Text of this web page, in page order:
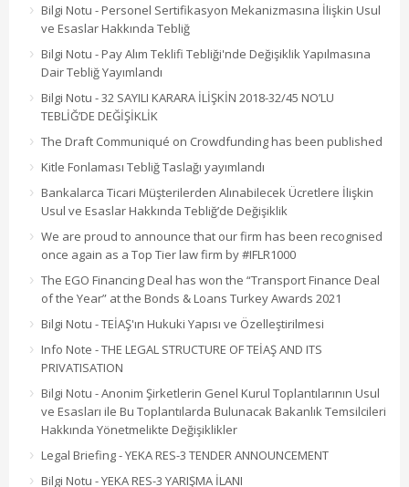
Bilgi Notu - Personel Sertifikasyon Mekanizmasına İlişkin Usul
ve Esaslar Hakkında Tebliğ
Bilgi Notu - Pay Alım Teklifi Tebliği'nde Değişiklik Yapılmasına
Dair Tebliğ Yayımlandı
Bilgi Notu - 32 SAYILI KARARA İLİŞKİN 2018-32/45 NO’LU
TEBLİĞ’DE DEĞİŞİKLİK
The Draft Communiqué on Crowdfunding has been published
Kitle Fonlaması Tebliğ Taslağı yayımlandı
Bankalarca Ticari Müşterilerden Alınabilecek Ücretlere İlişkin
Usul ve Esaslar Hakkında Tebliğ’de Değişiklik
We are proud to announce that our firm has been recognised
once again as a Top Tier law firm by #IFLR1000
The EGO Financing Deal has won the “Transport Finance Deal
of the Year” at the Bonds & Loans Turkey Awards 2021
Bilgi Notu - TEİAŞ'ın Hukuki Yapısı ve Özelleştirilmesi
Info Note - THE LEGAL STRUCTURE OF TEİAŞ AND ITS
PRIVATISATION
Bilgi Notu - Anonim Şirketlerin Genel Kurul Toplantılarının Usul
ve Esasları ile Bu Toplantılarda Bulunacak Bakanlık Temsilcileri
Hakkında Yönetmelikte Değişiklikler
Legal Briefing - YEKA RES-3 TENDER ANNOUNCEMENT
Bilgi Notu - YEKA RES-3 YARIŞMA İLANI